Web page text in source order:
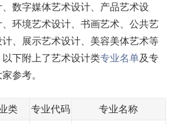
数字媒体艺术设计、产品艺术设
环境艺术设计、书画艺术、公共艺
、展示艺术设计、美容美体艺术等
下附上了艺术设计类专业名单及专
参考。
类 专业代码
专业名称